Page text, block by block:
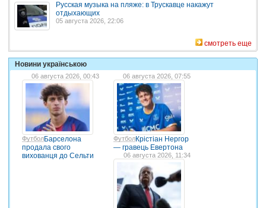
Русская музыка на пляже: в Трускавце накажут
отдыхающих
05 августа 2026, 22:06
смотреть еще
Новини українською
06 августа 2026, 00:43
ФутболБарселона
продала свого
вихованця до Сельти
06 августа 2026, 07:55
ФутболКрістіан Нергор
— гравець Евертона
06 августа 2026, 11:34